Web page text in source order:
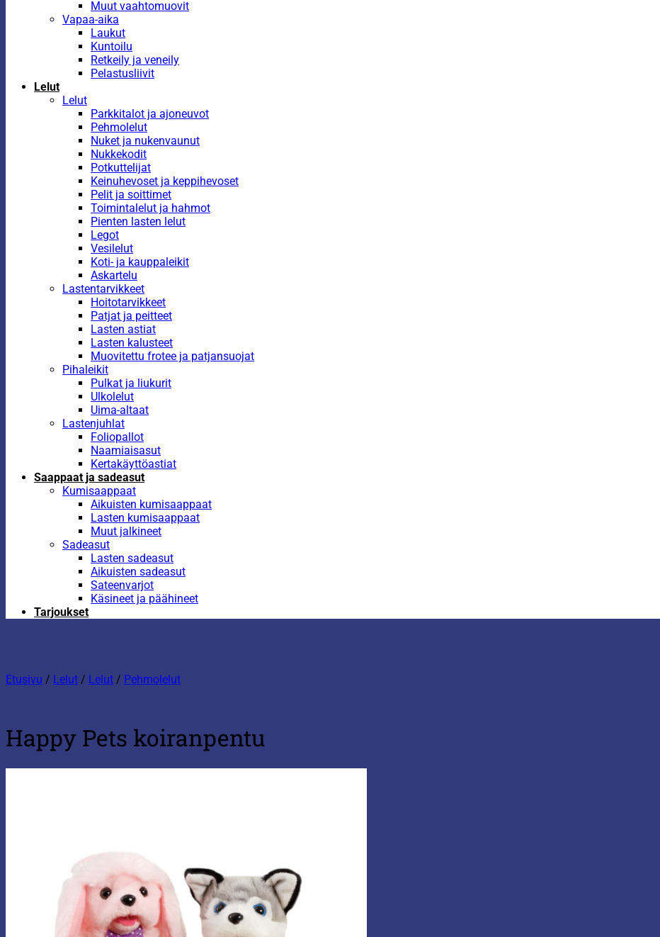
Muut vaahtomuovit
Vapaa-aika
Laukut
Kuntoilu
Retkeily ja veneily
Pelastusliivit
Lelut
Lelut
Parkkitalot ja ajoneuvot
Pehmolelut
Nuket ja nukenvaunut
Nukkekodit
Potkuttelijat
Keinuhevoset ja keppihevoset
Pelit ja soittimet
Toimintalelut ja hahmot
Pienten lasten lelut
Legot
Vesilelut
Koti- ja kauppaleikit
Askartelu
Lastentarvikkeet
Hoitotarvikkeet
Patjat ja peitteet
Lasten astiat
Lasten kalusteet
Muovitettu frotee ja patjansuojat
Pihaleikit
Pulkat ja liukurit
Ulkolelut
Uima-altaat
Lastenjuhlat
Foliopallot
Naamiaisasut
Kertakäyttöastiat
Saappaat ja sadeasut
Kumisaappaat
Aikuisten kumisaappaat
Lasten kumisaappaat
Muut jalkineet
Sadeasut
Lasten sadeasut
Aikuisten sadeasut
Sateenvarjot
Käsineet ja päähineet
Tarjoukset
Etusivu / Lelut / Lelut / Pehmolelut
Happy Pets koiranpentu